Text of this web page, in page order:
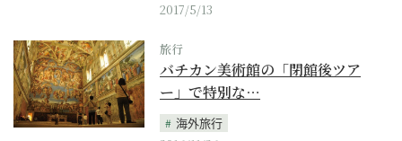
2017/5/13
旅行
バチカン美術館の「閉館後ツア
ー」で特別な…
海外旅行